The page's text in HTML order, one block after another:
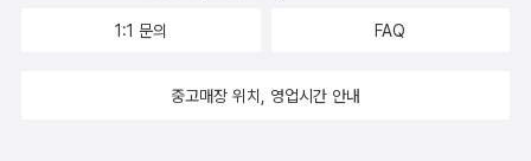
1:1 문의 FAQ
중고매장 위치, 영업시간 안내